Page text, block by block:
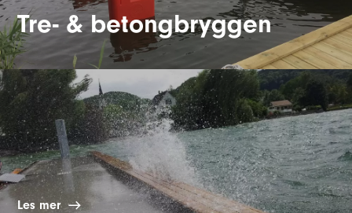
Tre- & betongbryggen
Les mer